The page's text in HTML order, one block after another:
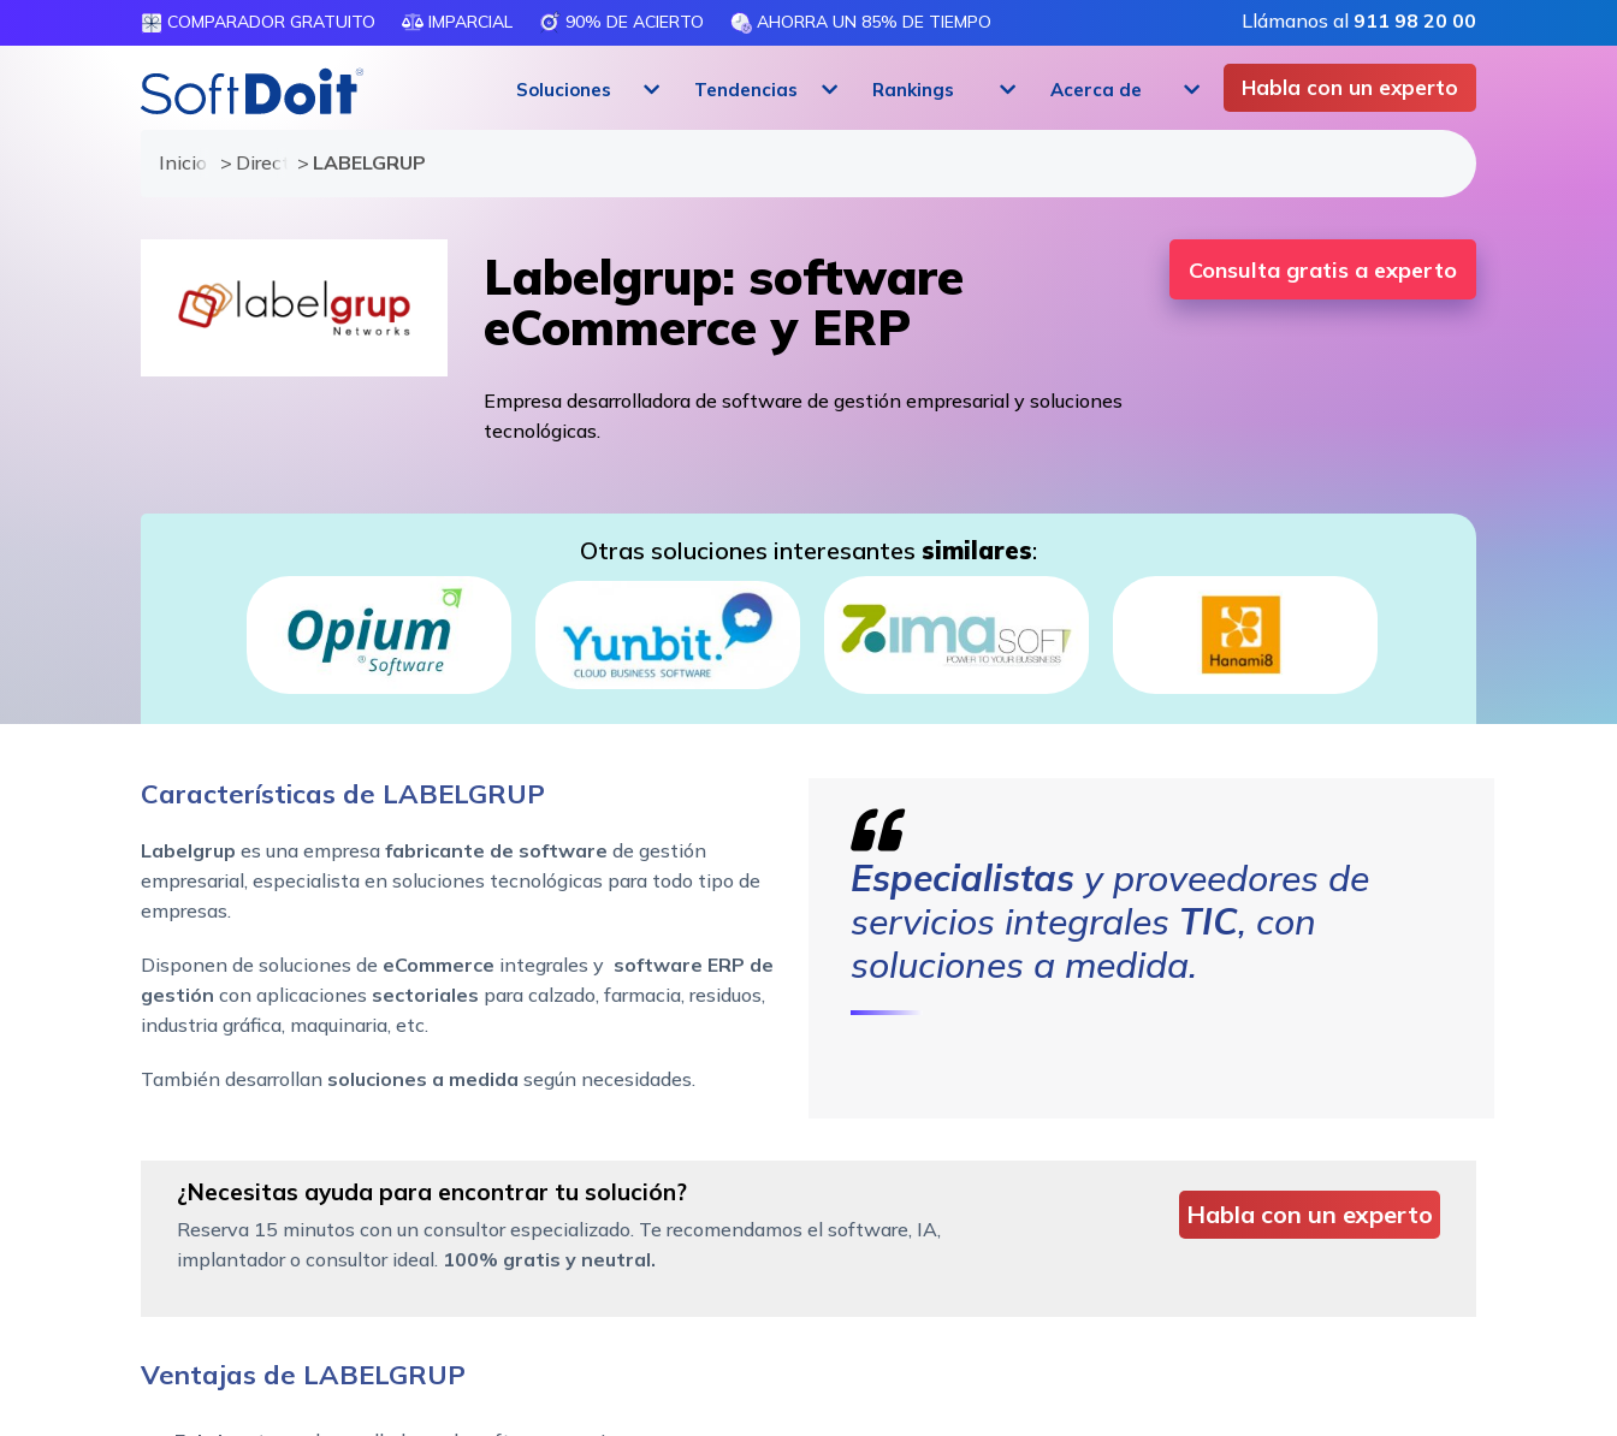
COMPARADOR GRATUITO IMPARCIAL 90% DE ACIERTO AHORRA UN 85% DE TIEMPO Llámanos al 911 98 20 00
Habla con un experto
Soluciones Tendencias Rankings Acerca de
Inicio Directorio de proveedores
LABELGRUP
Labelgrup: software
eCommerce y ERP
Empresa desarrolladora de software de gestión empresarial y soluciones
tecnológicas.
Consulta gratis a experto
Otras soluciones interesantes similares:
Características de LABELGRUP
Labelgrup es una empresa fabricante de software de gestión
empresarial, especialista en soluciones tecnológicas para todo tipo de
empresas.
Disponen de soluciones de eCommerce integrales y software ERP de
gestión con aplicaciones sectoriales para calzado, farmacia, residuos,
industria gráfica, maquinaria, etc.
También desarrollan soluciones a medida según necesidades.
Especialistas y proveedores de
servicios integrales TIC, con
soluciones a medida.
¿Necesitas ayuda para encontrar tu solución?
Reserva 15 minutos con un consultor especializado. Te recomendamos el software, IA,
implantador o consultor ideal. 100% gratis y neutral.
Habla con un experto
Ventajas de LABELGRUP